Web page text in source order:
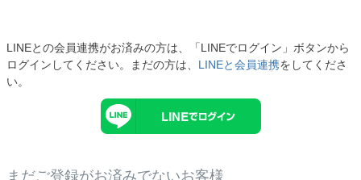
LINEとの会員連携がお済みの方は、「LINEでログイン」ボタンから
ログインしてください。まだの方は、 LINEと会員連携をしてくださ
い。
まだご登録がお済みでないお客様